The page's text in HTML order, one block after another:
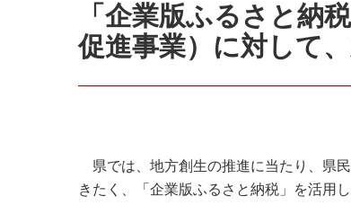
「企業版ふるさと納
促進事業）に対して
県では、地方創生の推進に当たり、県
きたく、「企業版ふるさと納税」を活用